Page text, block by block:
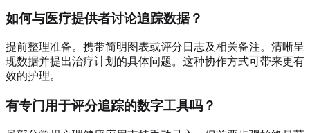
如何与医疗提供者讨论追踪数据？
提前整理准备。携带简明图表或评分日志及相关备注。清晰呈
现数据并提出治疗计划的具体问题。这种协作方式可带来更有
效的护理。
有专门用于评分追踪的数字工具吗？